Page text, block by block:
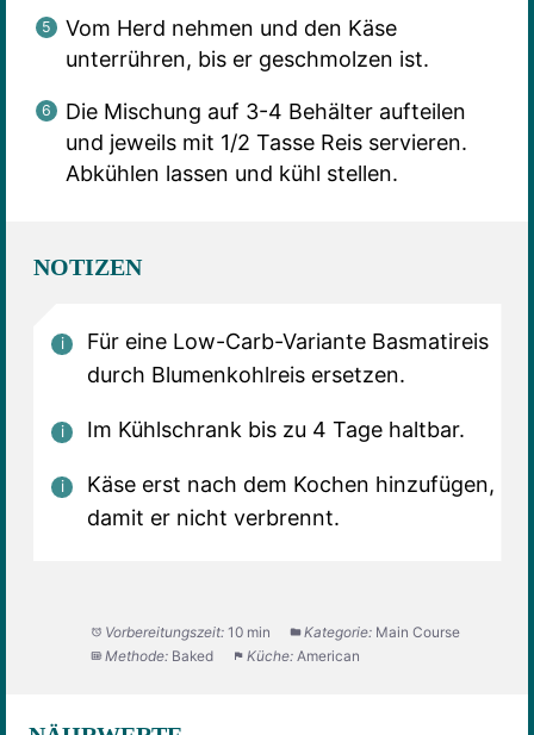
Vom Herd nehmen und den Käse
unterrühren, bis er geschmolzen ist.
Die Mischung auf 3-4 Behälter aufteilen
und jeweils mit 1/2 Tasse Reis servieren.
Abkühlen lassen und kühl stellen.
NOTIZEN
Für eine Low-Carb-Variante Basmatireis
durch Blumenkohlreis ersetzen.
Im Kühlschrank bis zu 4 Tage haltbar.
Käse erst nach dem Kochen hinzufügen,
damit er nicht verbrennt.
Vorbereitungszeit: 10 min Kategorie: Main Course
Methode: Baked Küche: American